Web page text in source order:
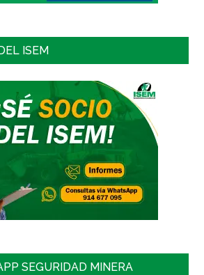
ISEM
SEGURIDAD MINERA